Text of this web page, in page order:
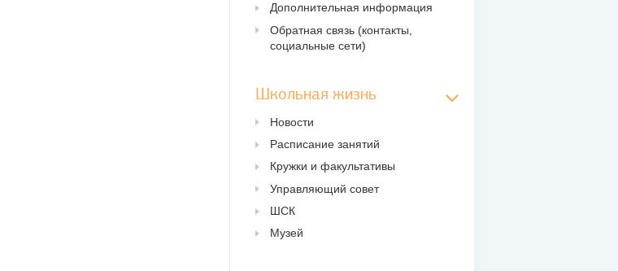
Дополнительная информация
Обратная связь (контакты,
социальные сети)
Школьная жизнь
Новости
Расписание занятий
Кружки и факультативы
Управляющий совет
ШСК
Музей